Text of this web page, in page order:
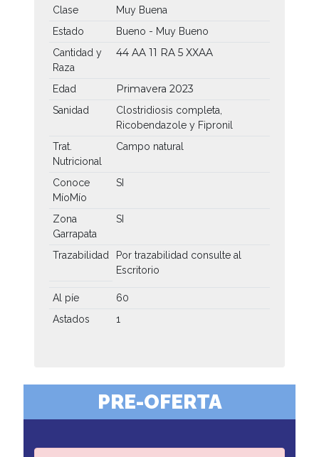
Clase
Muy Buena
Estado
Bueno - Muy Bueno
Cantidad y
Raza
44 AA 11 RA 5 XXAA
Edad Primavera 2023
Sanidad
Clostridiosis completa,
Ricobendazole y Fipronil
Trat.
Nutricional
Campo natural
Conoce
MíoMío
SI
Zona
Garrapata
SI
Trazabilidad
Por trazabilidad consulte al
Escritorio
Al píe
60
Astados
1
PRE-OFERTA